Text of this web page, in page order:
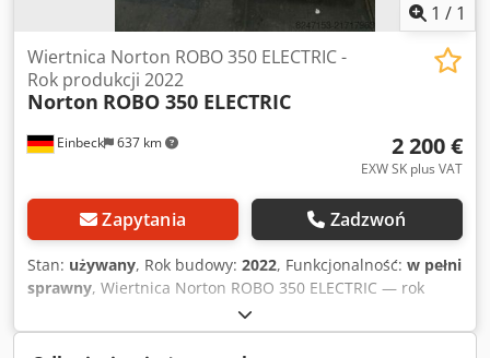
1 / 1
Einbeck 637 km
Wiertnica Norton ROBO 350 ELECTRIC -
Rok produkcji 2022
Norton ROBO 350 ELECTRIC
2 200 €
EXW SK plus VAT
Zapytania Zadzwoń
Stan: używany, Rok budowy: 2022, Funkcjonalność: w pełni
sprawny, Wiertnica Norton ROBO 350 ELECTRIC — rok
produkcji 2022 Używana, z profesjonalnej floty
wynajmowanej przez Kurt König Baumaschinen GmbH,